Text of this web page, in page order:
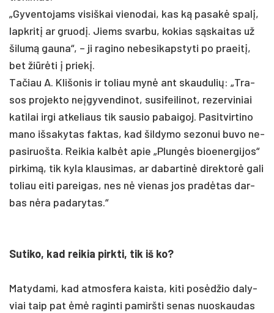
„Gy­ven­to­jams vi­siš­kai vie­no­dai, kas ką pa­sakė spalį,
lapk­ritį ar gruodį. Jiems svar­bu, ko­kias sąskai­tas už
ši­lumą gau­na“, – ji ra­gi­no ne­be­si­kaps­ty­ti po praeitį,
bet žiūrė­ti į prie­kį.
Ta­čiau A. Kli­šo­nis ir to­liau mynė ant skau­du­lių: „Tra­
sos pro­jek­to ne­įgy­ven­di­not, su­si­fei­li­not, re­zer­vi­niai
ka­ti­lai ir­gi at­ke­liaus tik sau­sio pa­bai­goj. Pa­sit­vir­ti­no
ma­no iš­sa­ky­tas fak­tas, kad šil­dy­mo se­zo­nui bu­vo ne­
pa­si­ruoš­ta. Rei­kia kalbėt apie „Plungės bioe­ner­gi­jos“
pir­kimą, tik ky­la klau­si­mas, ar da­bar­tinė di­rek­torė ga­li
to­liau ei­ti pa­rei­gas, nes nė vie­nas jos pra­dėtas dar­
bas nėra pa­da­ry­tas.“
Su­ti­ko, kad rei­kia pirk­ti, tik iš ko?
Ma­ty­da­mi, kad at­mos­fe­ra kais­ta, ki­ti po­sėdžio da­ly­
viai taip pat ėmė ra­gin­ti pa­mirš­ti se­nas nuo­skau­das